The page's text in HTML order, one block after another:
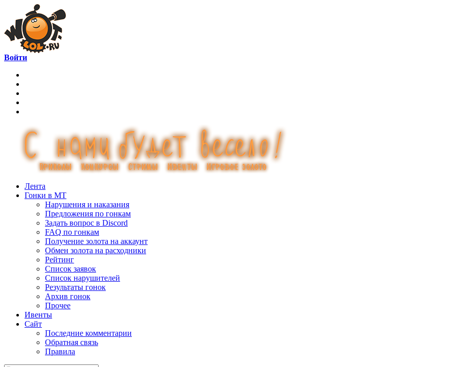
Войти
Лента
Гонки в МТ
Нарушения и наказания
Предложения по гонкам
Задать вопрос в Discord
FAQ по гонкам
Получение золота на аккаунт
Обмен золота на расходники
Рейтинг
Список заявок
Список нарушителей
Результаты гонок
Архив гонок
Прочее
Ивенты
Сайт
Последние комментарии
Обратная связь
Правила